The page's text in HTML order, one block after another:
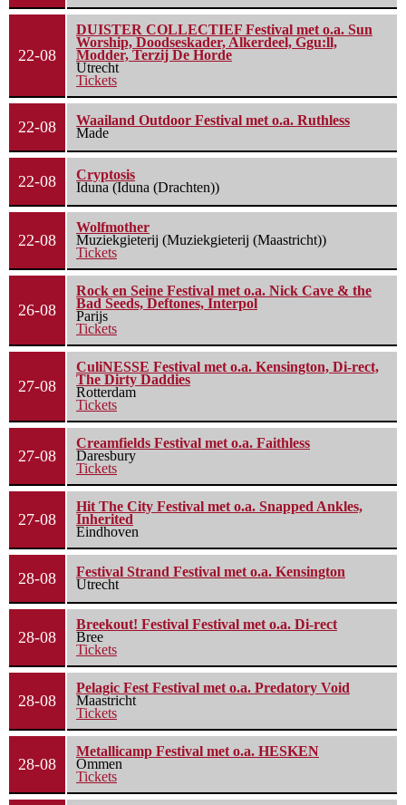
22-08
DUISTER COLLECTIEF Festival met o.a. Sun
Worship, Doodseskader, Alkerdeel, Ggu:ll,
Modder, Terzij De Horde
Utrecht
Tickets
22-08
Waailand Outdoor Festival met o.a. Ruthless
Made
22-08
Cryptosis
Iduna (Iduna (Drachten))
22-08
Wolfmother
Muziekgieterij (Muziekgieterij (Maastricht))
Tickets
26-08
Rock en Seine Festival met o.a. Nick Cave & the
Bad Seeds, Deftones, Interpol
Parijs
Tickets
27-08
CuliNESSE Festival met o.a. Kensington, Di-rect,
The Dirty Daddies
Rotterdam
Tickets
27-08
Creamfields Festival met o.a. Faithless
Daresbury
Tickets
27-08
Hit The City Festival met o.a. Snapped Ankles,
Inherited
Eindhoven
28-08
Festival Strand Festival met o.a. Kensington
Utrecht
28-08
Breekout! Festival Festival met o.a. Di-rect
Bree
Tickets
28-08
Pelagic Fest Festival met o.a. Predatory Void
Maastricht
Tickets
28-08
Metallicamp Festival met o.a. HESKEN
Ommen
Tickets